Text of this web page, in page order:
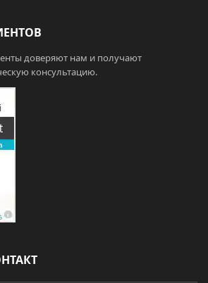
доверяют нам и получают
консультацию.